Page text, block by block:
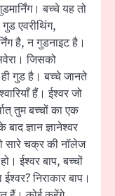
बच्चे यह तो
एवरीथिंग,
है, न गुडनाइट है।
जिसको
गुड है। बच्चे जानते
हैं। ईश्वर जो
तुम बच्चों का एक
ज्ञान ज्ञानेश्वर
सारे चक्र की नॉलेज
ईश्वर बाप, बच्चों
निराकार बाप।